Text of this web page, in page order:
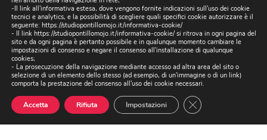
-Il link all'informativa estesa, dove vengono fornite indicazioni sull'uso dei cookie
tecnici e analytics, e la possibilità di scegliere quali specifici cookie autorizzare è il
seguente: https://studiopontillomojo.it/informativa-cookie/
- Il link https://studiopontillomojo.it/informativa-cookie/si ritrova in ogni pagina del
sito e da ogni pagina è pertanto possibile e in qualunque momento cambiare le
impostazioni di consenso e negare il consenso all'installazione di qualunque
cookies;
- La prosecuzione della navigazione mediante accesso ad altra area del sito o
selezione di un elemento dello stesso (ad esempio, di un'immagine o di un link)
comporta la prestazione del consenso all'uso dei cookie necessari.
Accetta Rifiuta Impostazioni Close GDPR